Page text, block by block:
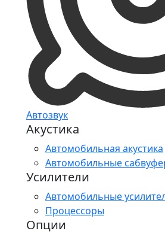
Автозвук
Акустика
Автомобильная акустика
Автомобильные
Усилители
Автомобильные
Процессоры
Опции